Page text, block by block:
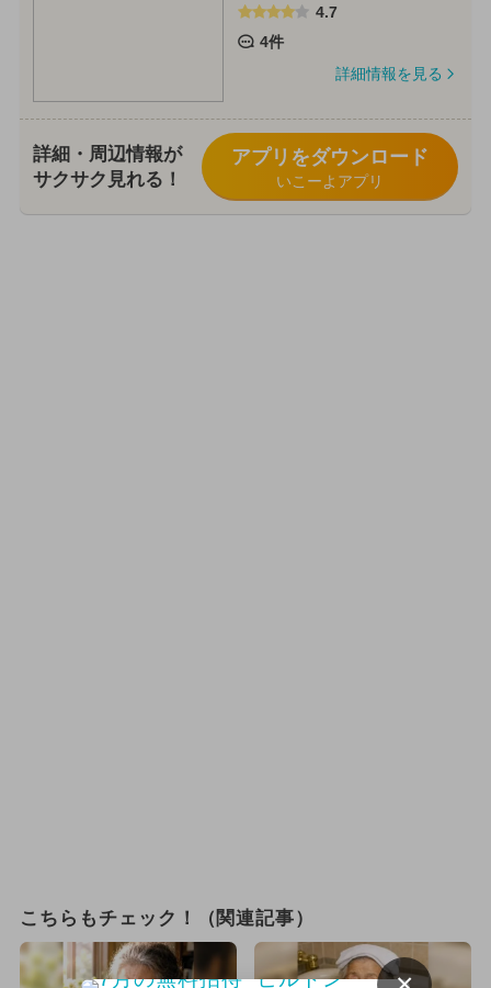
4.7
4件
詳細情報を見る
詳細・周辺情報が
サクサク見れる！
アプリをダウンロード
いこーよアプリ
こちらもチェック！（関連記事）